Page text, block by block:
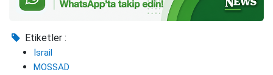
Etiketler :
İsrail
MOSSAD